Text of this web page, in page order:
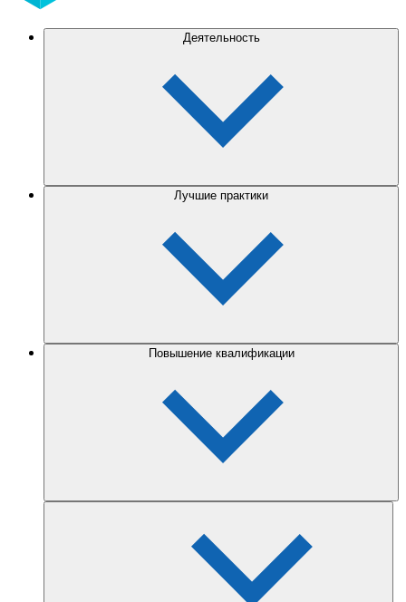
Деятельность
Лучшие практики
Повышение квалификации